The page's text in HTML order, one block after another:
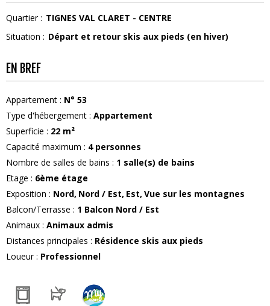
Quartier : TIGNES VAL CLARET - CENTRE
Situation : Départ et retour skis aux pieds (en hiver)
EN BREF
Appartement : N° 53
Type d'hébergement : Appartement
Superficie : 22 m²
Capacité maximum : 4 personnes
Nombre de salles de bains : 1 salle(s) de bains
Etage : 6ème étage
Exposition : Nord Nord / Est Est Vue sur les montagnes
Balcon/Terrasse : 1 Balcon Nord / Est
Animaux : Animaux admis
Distances principales : Résidence skis aux pieds
Loueur: Professionnel